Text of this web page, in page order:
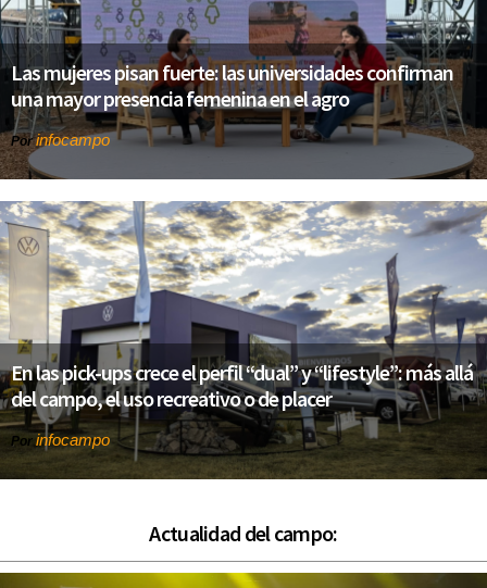
Las mujeres pisan fuerte: las universidades confirman
una mayor presencia femenina en el agro
Porinfocampo
En las pick-ups crece el perfil “dual” y “lifestyle”: más allá
del campo, el uso recreativo o de placer
Por infocampo
Actualidad del campo: